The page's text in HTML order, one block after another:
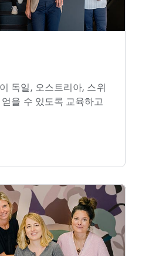
독일, 오스트리아, 스위
을 수 있도록 교육하고